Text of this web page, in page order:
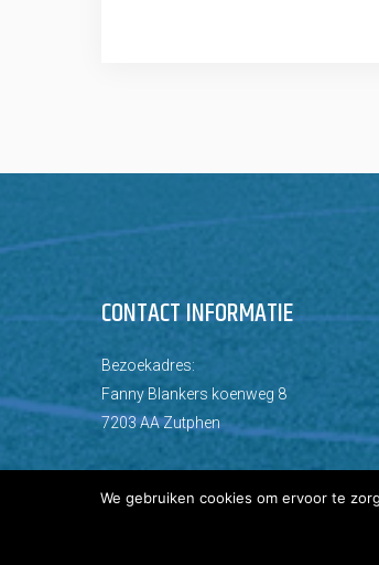
CONTACT INFORMATIE
Bezoekadres:
Fanny Blankers koenweg 8
7203 AA Zutphen
We gebruiken cookies om ervoor te